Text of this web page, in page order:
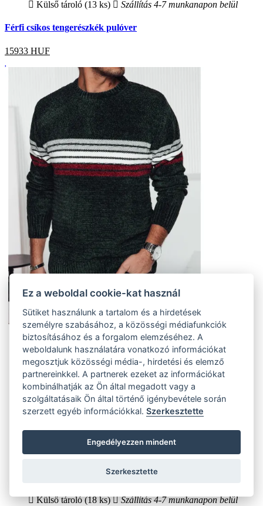
Külső tároló (13 ks)
Szállítás 4-7 munkanapon belül
Férfi csíkos tengerészkék pulóver
15933 HUF
M
(18 ks)
Szállítás az otthoni:
Külső tároló (18 ks)
Szállítás 4-7 munkanapon belül
L
(15 ks)
Szállítás az otthoni:
Külső tároló (15 ks)
Szállítás 4-7 munkanapon belül
Szállítás az otthoni:
Külső tároló (12 ks)
Szállítás 4-7 munkanapon belül
Külső tároló (18 ks)
Szállítás 4-7 munkanapon belül
Ez a weboldal cookie-kat használ
Sütiket használunk a tartalom és a hirdetések
személyre szabásához, a közösségi médiafunkciók
biztosításához és a forgalom elemzéséhez. A
weboldalunk használatára vonatkozó információkat
megosztjuk közösségi média-, hirdetési és elemző
partnereinkkel. A partnerek ezeket az információkat
kombinálhatják az Ön által megadott vagy a
szolgáltatásaik Ön által történő igénybevétele során
szerzett egyéb információkkal.Szerkesztette
Engedélyezzen mindent
Szerkesztette